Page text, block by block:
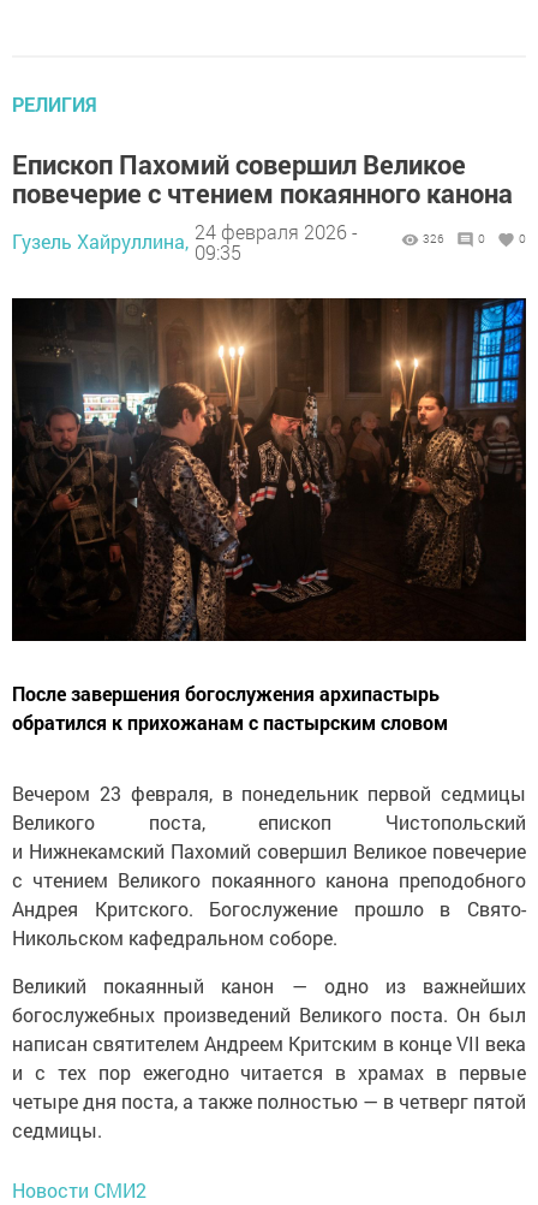
РЕЛИГИЯ
Епископ Пахомий совершил Великое
повечерие с чтением покаянного канона
Гузель Хайруллина, 24 февраля 2026 -
09:35
326 0 0
После завершения богослужения архипастырь
обратился к прихожанам с пастырским словом
Вечером 23 февраля, в понедельник первой седмицы
Великого поста, епископ Чистопольский
и Нижнекамский Пахомий совершил Великое повечерие
с чтением Великого покаянного канона преподобного
Андрея Критского. Богослужение прошло в Свято-
Никольском кафедральном соборе.
Великий покаянный канон — одно из важнейших
богослужебных произведений Великого поста. Он был
написан святителем Андреем Критским в конце VII века
и с тех пор ежегодно читается в храмах в первые
четыре дня поста, а также полностью — в четверг пятой
седмицы.
Новости СМИ2